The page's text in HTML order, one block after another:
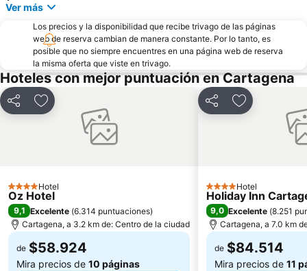
Ver más
Los precios y la disponibilidad que recibe trivago de las páginas
web de reserva cambian de manera constante. Por lo tanto, es
posible que no siempre encuentres en una página web de reserva
la misma oferta que viste en trivago.
Hoteles con mejor puntuación en Cartagena
CompartirAgregar a favoritos
4 Estrellas
Hotel
Oz Hotel
9,1 Excelente (6.314 puntuaciones)
Cartagena, a 3.2 km de: Centro de la ciudad
de $58.924
Mira precios de 10 páginas
CompartirAgregar a
4 Estrellas
Hotel
Holiday Inn
9,0 Excelente (8.251
Cartagena, a 7.0 km
de $84.514
Mira precios de 11